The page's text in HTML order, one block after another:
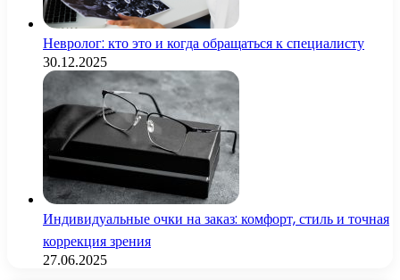
Невролог: кто это и когда обращаться к специалисту
30.12.2025
Индивидуальные очки на заказ: комфорт, стиль и точная
коррекция зрения
27.06.2025